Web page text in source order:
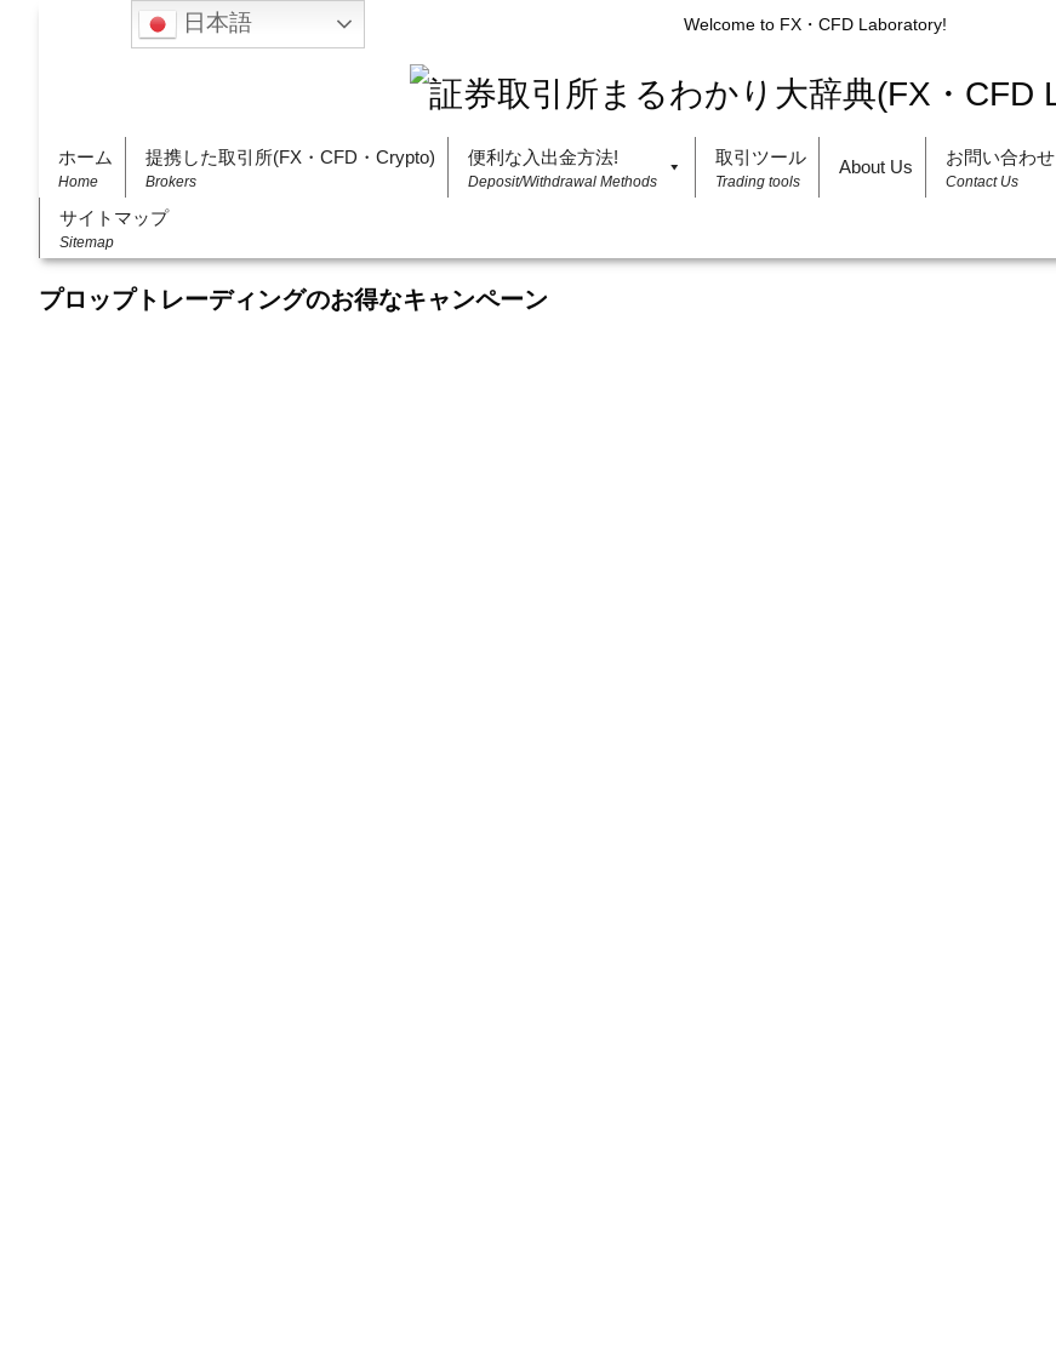
Welcome to FX・CFD Laboratory!
ホーム
Home
提携した取引所(FX・CFD・Crypto)
Brokers
便利な入出金方法!
Deposit/Withdrawal Methods
取引ツール
Trading tools
About Us お問い合わせ
Contact Us
サイトマップ
Sitemap
プロップトレーディングのお得なキャンペーン
日本語